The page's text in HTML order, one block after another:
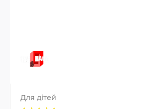
Для дітей